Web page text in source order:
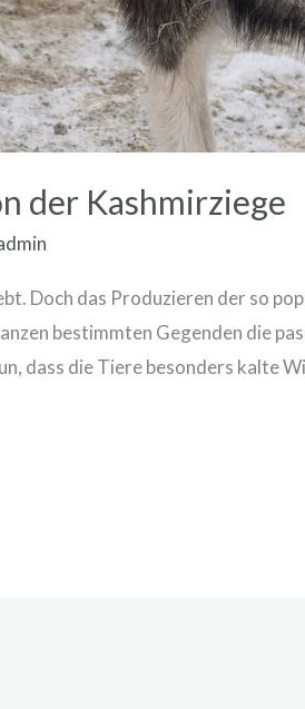
der Kashmirziege
Doch das Produzieren der so
bestimmten Gegenden die
dass die Tiere besonders kalte